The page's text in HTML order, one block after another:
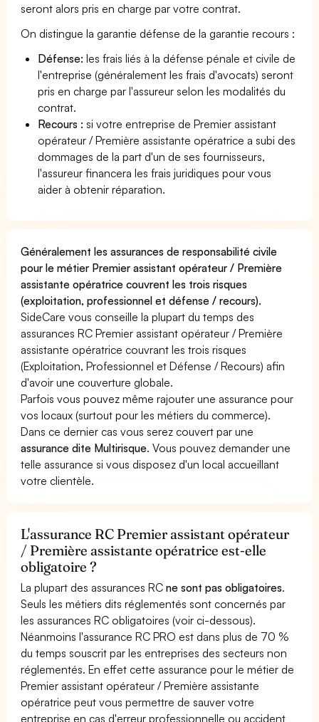
seront alors pris en charge par votre contrat.
On distingue la garantie défense de la garantie recours :
Défense: les frais liés à la défense pénale et civile de
l'entreprise (généralement les frais d'avocats) seront
pris en charge par l'assureur selon les modalités du
contrat.
Recours : si votre entreprise de Premier assistant
opérateur / Première assistante opératrice a subi des
dommages de la part d'un de ses fournisseurs,
l'assureur financera les frais juridiques pour vous
aider à obtenir réparation.
Généralement les assurances de responsabilité civile
pour le métier Premier assistant opérateur / Première
assistante opératrice couvrent les trois risques
(exploitation, professionnel et défense / recours).
SideCare vous conseille la plupart du temps des
assurances RC Premier assistant opérateur / Première
assistante opératrice couvrant les trois risques
(Exploitation, Professionnel et Défense / Recours) afin
d'avoir une couverture globale.
Parfois vous pouvez même rajouter une assurance pour
vos locaux (surtout pour les métiers du commerce).
Dans ce dernier cas vous serez couvert par une
assurance dite Multirisque. Vous pouvez demander une
telle assurance si vous disposez d'un local accueillant
votre clientèle.
L'assurance RC Premier assistant opérateur
/ Première assistante opératrice est-elle
obligatoire ?
La plupart des assurances RCne sont pas obligatoires.
Seuls les métiers dits réglementés sont concernés par
les assurances RC obligatoires (voir ci-dessous).
Néanmoins l'assurance RC PRO est dans plus de 70 %
du temps souscrit par les entreprises des secteurs non
réglementés. En effet cette assurance pour le métier de
Premier assistant opérateur / Première assistante
opératrice peut vous permettre de sauver votre
entreprise en cas d'erreur professionnelle ou accident